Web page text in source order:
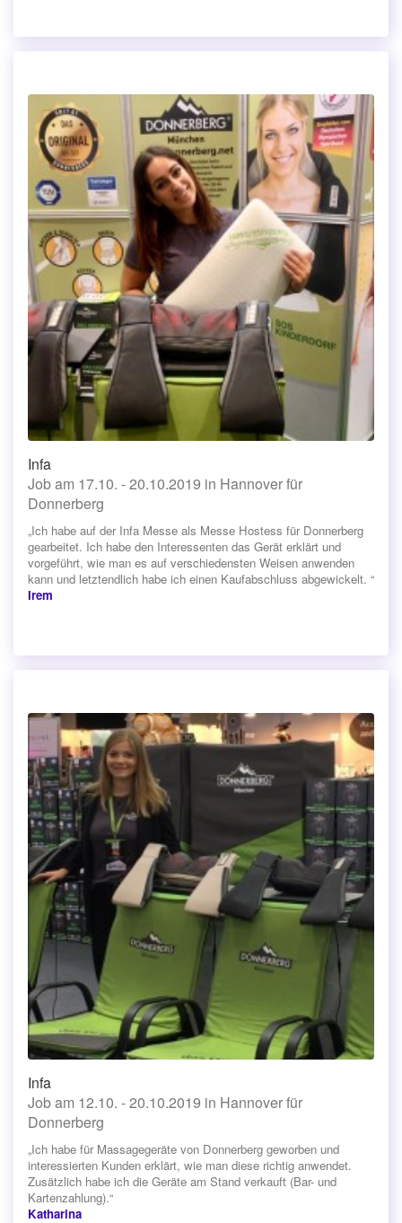
Infa
Job am 17.10. - 20.10.2019 in Hannover für
Donnerberg
„Ich habe auf der Infa Messe als Messe Hostess für Donnerberg
gearbeitet. Ich habe den Interessenten das Gerät erklärt und
vorgeführt, wie man es auf verschiedensten Weisen anwenden
kann und letztendlich habe ich einen Kaufabschluss abgewickelt. “
Irem
Infa
Job am 12.10. - 20.10.2019 in Hannover für
Donnerberg
„Ich habe für Massagegeräte von Donnerberg geworben und
interessierten Kunden erklärt, wie man diese richtig anwendet.
Zusätzlich habe ich die Geräte am Stand verkauft (Bar- und
Kartenzahlung).“
Katharina